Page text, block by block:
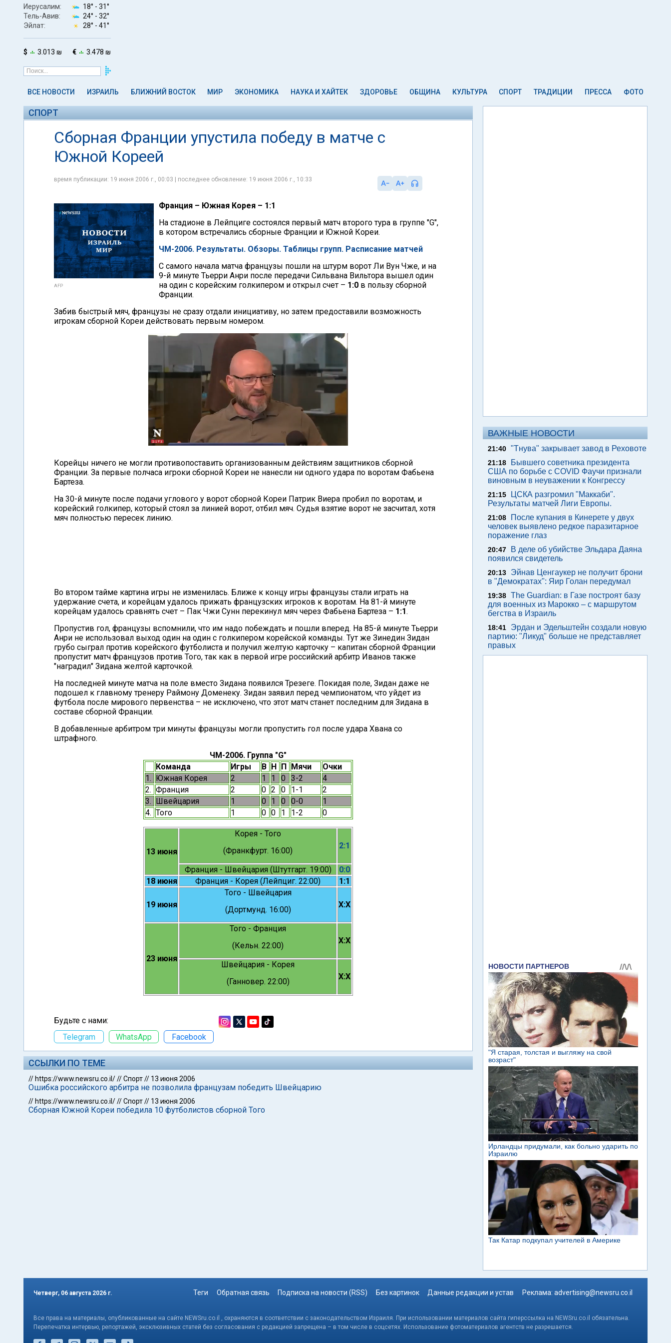
Иерусалим: 18° - 31°
Тель-Авив:
24° - 32°
Эйлат:
28° - 41°
$ 3.013 ₪ € 3.478 ₪
ВСЕ НОВОСТИ ИЗРАИЛЬ БЛИЖНИЙ ВОСТОК МИР ЭКОНОМИКА НАУКА И ХАЙТЕК ЗДОРОВЬЕ ОБЩИНА КУЛЬТУРА СПОРТ ТРАДИЦИИ ПРЕССА ФОТО
СПОРТ
Сборная Франции упустила победу в матче с
Южной Кореей
время публикации: 19 июня 2006 г., 00:03 | последнее обновление: 19 июня 2006 г., 10:33
AFP
Франция – Южная Корея – 1:1
На стадионе в Лейпциге состоялся первый матч второго тура в группе "G",
в котором встречались сборные Франции и Южной Кореи.
ЧМ-2006. Результаты. Обзоры. Таблицы групп. Расписание матчей
С самого начала матча французы пошли на штурм ворот Ли Вун Чже, и на
9-й минуте Тьерри Анри после передачи Сильвана Вильтора вышел один
на один с корейским голкипером и открыл счет – 1:0 в пользу сборной
Франции.
Забив быстрый мяч, французы не сразу отдали инициативу, но затем предоставили возможность
игрокам сборной Кореи действовать первым номером.
Корейцы ничего не могли противопоставить организованным действиям защитников сборной
Франции. За первые полчаса игроки сборной Кореи не нанесли ни одного удара по воротам Фабьена
Бартеза.
На 30-й минуте после подачи углового у ворот сборной Кореи Патрик Виера пробил по воротам, и
корейский голкипер, который стоял за линией ворот, отбил мяч. Судья взятие ворот не засчитал, хотя
мяч полностью пересек линию.
Во втором тайме картина игры не изменилась. Ближе к концу игры французы стали играть на
удержание счета, и корейцам удалось прижать французских игроков к воротам. На 81-й минуте
корейцам удалось сравнять счет – Пак Чжи Сунн перекинул мяч через Фабьена Бартеза – 1:1.
Пропустив гол, французы вспомнили, что им надо побеждать и пошли вперед. На 85-й минуте Тьерри
Анри не использовал выход один на один с голкипером корейской команды. Тут же Зинедин Зидан
грубо сыграл против корейского футболиста и получил желтую карточку – капитан сборной Франции
пропустит матч французов против Того, так как в первой игре российский арбитр Иванов также
"наградил" Зидана желтой карточкой.
На последней минуте матча на поле вместо Зидана появился Трезеге. Покидая поле, Зидан даже не
подошел к главному тренеру Раймону Доменеку. Зидан заявил перед чемпионатом, что уйдет из
футбола после мирового первенства – не исключено, что этот матч станет последним для Зидана в
составе сборной Франции.
В добавленные арбитром три минуты французы могли пропустить гол после удара Хвана со
штрафного.
ЧМ-2006. Группа "G"
Команда
Игры В Н П Мячи
Очки
1. Южная Корея 2 1 1 0 3-2
4
2. Франция 2 0 2 0 1-1
2
3. Швейцария 1 0 1 0 0-0
1
4. Того 1 0 0 1 1-2 0
13 июня
Корея - Того
(Франкфурт. 16:00)
2:1
Франция - Швейцария (Штутгарт. 19:00)
0:0
18 июня
Франция - Корея (Лейпциг. 22:00) 1:1
19 июня
Того - Швейцария
(Дортмунд. 16:00)
X:X
23 июня
Того - Франция
(Кельн. 22:00)
X:X
Швейцария - Корея
(Ганновер. 22:00)
X:X
Будьте с нами:
Telegram
WhatsApp Facebook
ССЫЛКИ ПО ТЕМЕ
// https://www.newsru.co.il///Спорт// 13 июня 2006
Ошибка российского арбитра не позволила французам победить Швейцарию
// https://www.newsru.co.il///Спорт// 13 июня 2006
Сборная Южной Кореи победила 10 футболистов сборной Того
ВАЖНЫЕ НОВОСТИ
21:40 "Тнува" закрывает завод в Реховоте
21:18
Бывшего советника президента
США по борьбе с COVID Фаучи признали
виновным в неуважении к Конгрессу
21:15
ЦСКА разгромил "Маккаби".
Результаты матчей Лиги Европы.
21:08
После купания в Кинерете у двух
человек выявлено редкое паразитарное
поражение глаз
20:47
В деле об убийстве Эльдара Даяна
появился свидетель
20:13
Эйнав Ценгаукер не получит брони
в "Демократах": Яир Голан передумал
19:38 The Guardian: в Газе построят базу
для военных из Марокко – с маршрутом
бегства в Израиль
18:41
Эрдан и Эдельштейн создали новую
партию: "Ликуд" больше не представляет
правых
Четверг, 06 августа 2026 г. Теги Обратная связь Подписка на новости (RSS) Без картинок Данные редакции и устав Реклама: advertising@newsru.co.il
Все права на материалы, опубликованные на сайте NEWSru.co.il , охраняются в соответствии с законодательством Израиля. При использовании материалов сайта гиперссылка на NEWSru.co.il обязательна.
Перепечатка интервью, репортажей, эксклюзивных статей без согласования с редакцией запрещена – в том числе в соцсетях. Использование фотоматериалов агентств не разрешается.